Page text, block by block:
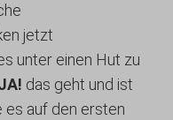
jetzt
unter einen Hut zu
das geht und ist
auf den ersten